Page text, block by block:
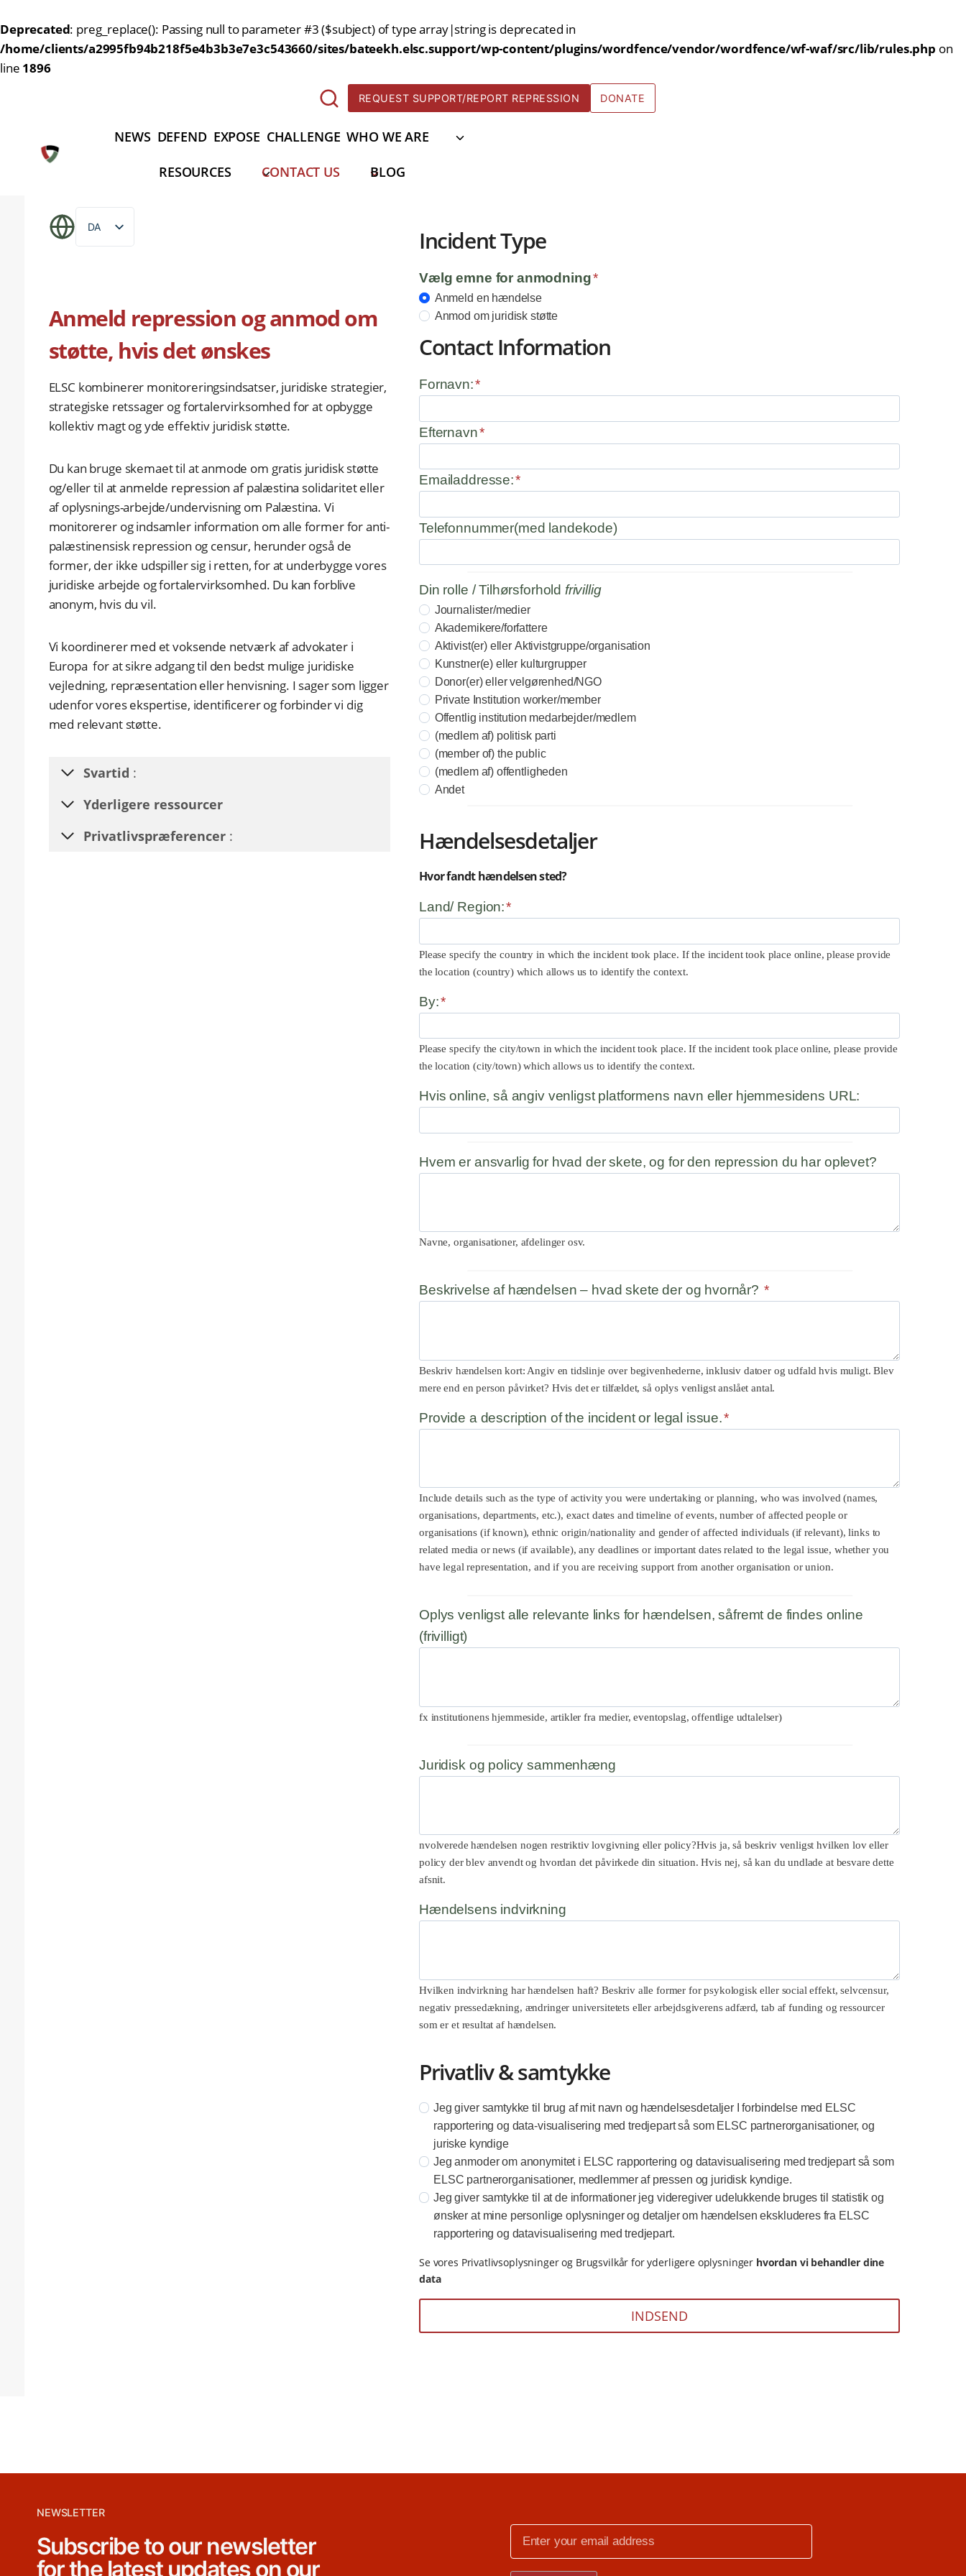
Deprecated: preg_replace(): Passing null to parameter #3 ($subject) of type array|string is deprecated in
/home/clients/a2995fb94b218f5e4b3b3e7e3c543660/sites/bateekh.elsc.support/wp-content/plugins/wordfence/vendor/wordfence/wf-waf/src/lib/rules.php on
line 1896
REQUEST SUPPORT/REPORT REPRESSION DONATE
NEWS DEFEND EXPOSE CHALLENGE WHO WE ARE
RESOURCES CONTACT US BLOG
DA
EN
IT
NL
Anmeld repression og anmod om
støtte, hvis det ønskes
ELSC kombinerer monitoreringsindsatser, juridiske strategier,
strategiske retssager og fortalervirksomhed for at opbygge
kollektiv magt og yde effektiv juridisk støtte.
Du kan bruge skemaet til at anmode om gratis juridisk støtte
og/eller til at anmelde repression af palæstina solidaritet eller
af oplysnings-arbejde/undervisning om Palæstina. Vi
monitorerer og indsamler information om alle former for anti-
palæstinensisk repression og censur, herunder også de
former, der ikke udspiller sig i retten, for at underbygge vores
juridiske arbejde og fortalervirksomhed. Du kan forblive
anonym, hvis du vil.
Vi koordinerer med et voksende netværk af advokater i
Europa for at sikre adgang til den bedst mulige juridiske
vejledning, repræsentation eller henvisning. I sager som ligger
udenfor vores ekspertise, identificerer og forbinder vi dig
med relevant støtte.
Svartid :
Yderligere ressourcer
Privatlivspræferencer :
Incident Type
Vælg emne for anmodning*
Anmeld en hændelse
Anmod om juridisk støtte
Contact Information
Fornavn:*
Efternavn*
Emailaddresse:*
Telefonnummer(med landekode)
Din rolle / Tilhørsforhold frivillig
Journalister/medier
Akademikere/forfattere
Aktivist(er) eller Aktivistgruppe/organisation
Kunstner(e) eller kulturgrupper
Donor(er) eller velgørenhed/NGO
Private Institution worker/member
Offentlig institution medarbejder/medlem
(medlem af) politisk parti
(member of) the public
(medlem af) offentligheden
Andet
Hændelsesdetaljer
Hvor fandt hændelsen sted?
Land/ Region:*
Please specify the country in which the incident took place. If the incident took place online, please provide
the location (country) which allows us to identify the context.
By:*
Please specify the city/town in which the incident took place. If the incident took place online, please provide
the location (city/town) which allows us to identify the context.
Hvis online, så angiv venligst platformens navn eller hjemmesidens URL:
Hvem er ansvarlig for hvad der skete, og for den repression du har oplevet?
Navne, organisationer, afdelinger osv.
Beskrivelse af hændelsen – hvad skete der og hvornår? *
Beskriv hændelsen kort: Angiv en tidslinje over begivenhederne, inklusiv datoer og udfald hvis muligt. Blev
mere end en person påvirket? Hvis det er tilfældet, så oplys venligst anslået antal.
Provide a description of the incident or legal issue.*
Include details such as the type of activity you were undertaking or planning, who was involved (names,
organisations, departments, etc.), exact dates and timeline of events, number of affected people or
organisations (if known), ethnic origin/nationality and gender of affected individuals (if relevant), links to
related media or news (if available), any deadlines or important dates related to the legal issue, whether you
have legal representation, and if you are receiving support from another organisation or union.
Oplys venligst alle relevante links for hændelsen, såfremt de findes online
(frivilligt)
fx institutionens hjemmeside, artikler fra medier, eventopslag, offentlige udtalelser)
Juridisk og policy sammenhæng
nvolverede hændelsen nogen restriktiv lovgivning eller policy?Hvis ja, så beskriv venligst hvilken lov eller
policy der blev anvendt og hvordan det påvirkede din situation. Hvis nej, så kan du undlade at besvare dette
afsnit.
Hændelsens indvirkning
Hvilken indvirkning har hændelsen haft? Beskriv alle former for psykologisk eller social effekt, selvcensur,
negativ pressedækning, ændringer universitetets eller arbejdsgiverens adfærd, tab af funding og ressourcer
som er et resultat af hændelsen.
Privatliv & samtykke
Jeg giver samtykke til brug af mit navn og hændelsesdetaljer I forbindelse med ELSC
rapportering og data-visualisering med tredjepart så som ELSC partnerorganisationer, og
juriske kyndige
Jeg anmoder om anonymitet i ELSC rapportering og datavisualisering med tredjepart så som
ELSC partnerorganisationer, medlemmer af pressen og juridisk kyndige.
Jeg giver samtykke til at de informationer jeg videregiver udelukkende bruges til statistik og
ønsker at mine personlige oplysninger og detaljer om hændelsen ekskluderes fra ELSC
rapportering og datavisualisering med tredjepart.
Se vores Privatlivsoplysninger og Brugsvilkår for yderligere oplysninger hvordan vi behandler dine
data
INDSEND
NEWSLETTER
Subscribe to our newsletter
for the latest updates on our